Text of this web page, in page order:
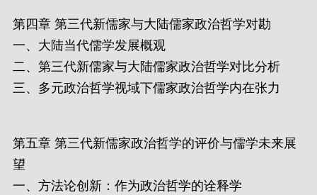
第四章 第三代新儒家与大陆儒家政治哲学对勘
一、大陆当代儒学发展概观
二、第三代新儒家与大陆儒家政治哲学对比分析
三、多元政治哲学视域下儒家政治哲学内在张力
第五章 第三代新儒家政治哲学的评价与儒学未来展
望
一、方法论创新：作为政治哲学的诠释学